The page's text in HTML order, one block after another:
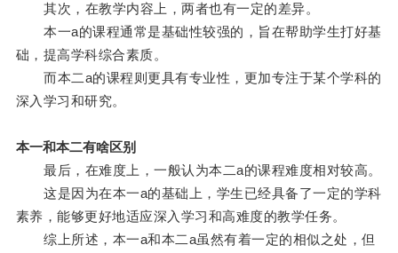
其次，在教学内容上，两者也有一定的差异。
本一a的课程通常是基础性较强的，旨在帮助学生打好基
础，提高学科综合素质。
而本二a的课程则更具有专业性，更加专注于某个学科的
深入学习和研究。
本一和本二有啥区别
最后，在难度上，一般认为本二a的课程难度相对较高。
这是因为在本一a的基础上，学生已经具备了一定的学科
素养，能够更好地适应深入学习和高难度的教学任务。
综上所述，本一a和本二a虽然有着一定的相似之处，但